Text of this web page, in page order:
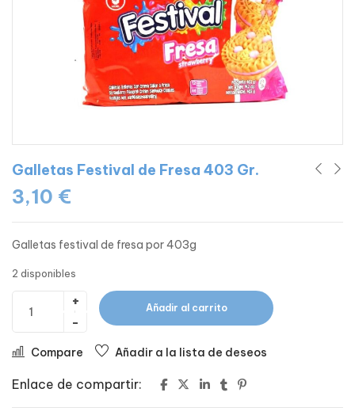
Galletas Festival de Fresa 403 Gr.
3,10 €
Galletas festival de fresa por 403g
2 disponibles
Añadir al carrito
Compare Añadir a la lista de deseos
Enlace de compartir: